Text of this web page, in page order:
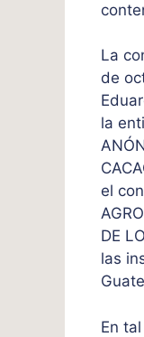
La
de
la
el
DE
las
En